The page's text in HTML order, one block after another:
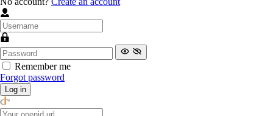
Remember me
Forgot password
Log in